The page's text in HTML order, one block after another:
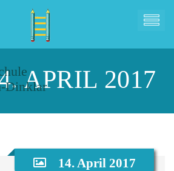
Dinklar
APRIL 2017
14. April 2017